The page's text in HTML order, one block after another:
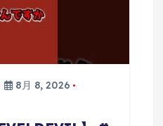
8月 8, 2026